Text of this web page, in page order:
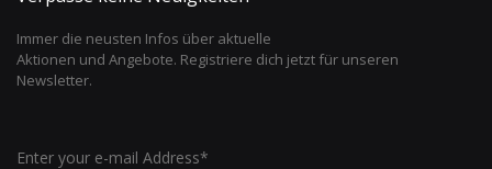
Immer die neusten Infos über aktuelle
Aktionen und Angebote. Registriere dich jetzt für unseren
Newsletter.
Enter your e-mail Address*